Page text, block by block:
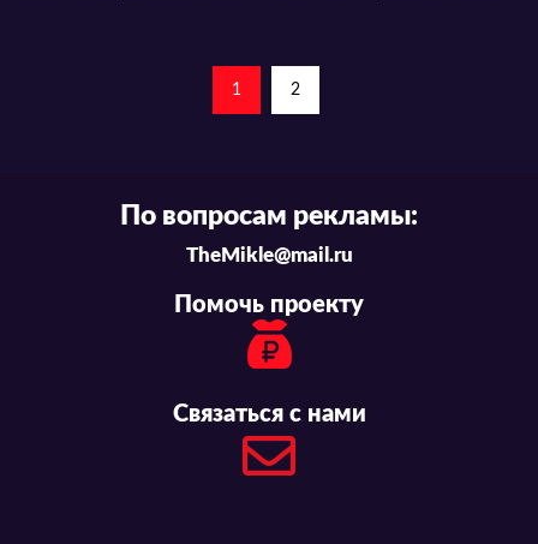
1 2
По вопросам рекламы:
TheMikle@mail.ru
Помочь проекту
Связаться с нами